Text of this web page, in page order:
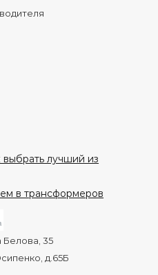
Белова, 35
д.65Б
выбрать лучший из
в трансформеров